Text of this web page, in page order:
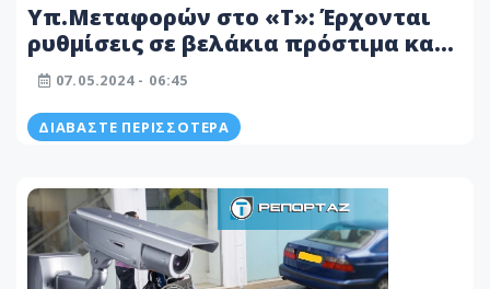
Υπ.Μεταφορών στο «T»: Έρχονται
ρυθμίσεις σε βελάκια πρόστιμα και
γραμμές - «Δε θέλουμε να
ταλαιπωρείται ο κόσμος»
07.05.2024 - 06:45
ΔΙΑΒΆΣΤΕ ΠΕΡΙΣΣΌΤΕΡΑ